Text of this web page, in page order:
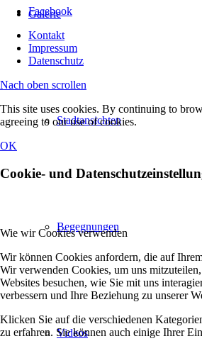
Galerie
Stadtansichten
Begegnungen
Videos
Facebook
Kontakt
Impressum
Datenschutz
Nach oben scrollen
This site uses cookies. By continuing to
agreeing to our use of cookies.
OK
Cookie- und
Wie wir Cookies verwenden
Wir können Cookies anfordern, die auf
Wir verwenden Cookies, um uns
Websites besuchen, wie Sie mit uns
verbessern und Ihre Beziehung zu unserer
Klicken Sie auf die verschiedenen
zu erfahren. Sie können auch einige Ihrer